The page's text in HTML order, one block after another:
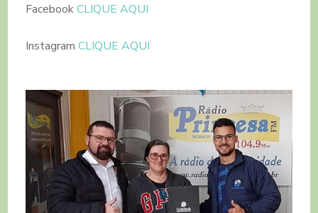
FacebookCLIQUE AQUI
InstagramCLIQUE AQUI